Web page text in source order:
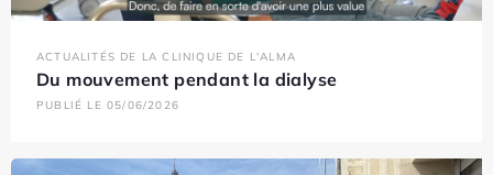
ACTUALITÉS DE LA CLINIQUE DE L'ALMA
Du mouvement pendant la dialyse
PUBLIÉ LE 05/06/2026